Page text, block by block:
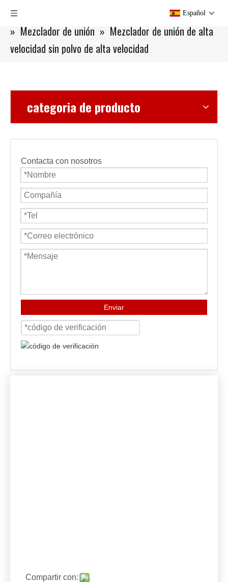
Español
Usted está aquí:
Mezclador
» Mezclador de unión » Mezclador de unión de alta
velocidad sin polvo de alta velocidad
categoria de producto
Contacta con nosotros
Enviar
Compartir con: